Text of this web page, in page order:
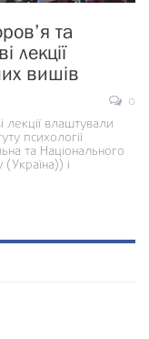
та
лекції
вишів
0
влаштували
психології
та Національного
і